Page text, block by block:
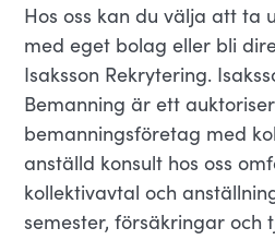
Hos oss kan du välja att ta
med eget bolag eller bli
Isaksson Rekrytering.
Bemanning är ett
bemanningsföretag med
anställd konsult hos oss
kollektivavtal och
semester, försäkringar och